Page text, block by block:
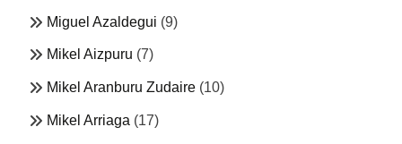
Miguel Azaldegui (9)
Mikel Aizpuru (7)
Mikel Aranburu Zudaire (10)
Mikel Arriaga (17)